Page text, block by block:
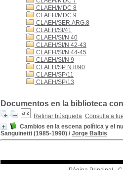
CLAEH/MDC 8
CLAEH/MDC 9
CLAEH/SER.ARG.8
CLAEH/SI/41
CLAEH/SI/N 40
CLAEH/SI/N 42-43
CLAEH/SI/N 44-45
CLAEH/SI/N 9
CLAEH/SP N.8/90
CLAEH/SP/11
CLAEH/SP/13
Documentos en la biblioteca
Refinar búsqueda Consulta a
Cambios en la escena política y el
Sanguinetti (1985-1990) / Jorge Balbis